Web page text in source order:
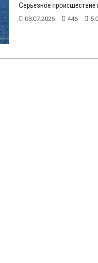
Серьезное происшествие
08.07.2026 446 5.0